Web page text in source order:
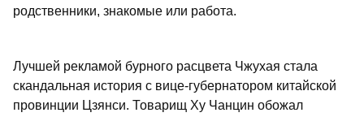
родственники, знакомые или работа.
Лучшей рекламой бурного расцвета Чжухая стала
скандальная история с вице-губернатором китайской
провинции Цзянси. Товарищ Ху Чанцин обожал